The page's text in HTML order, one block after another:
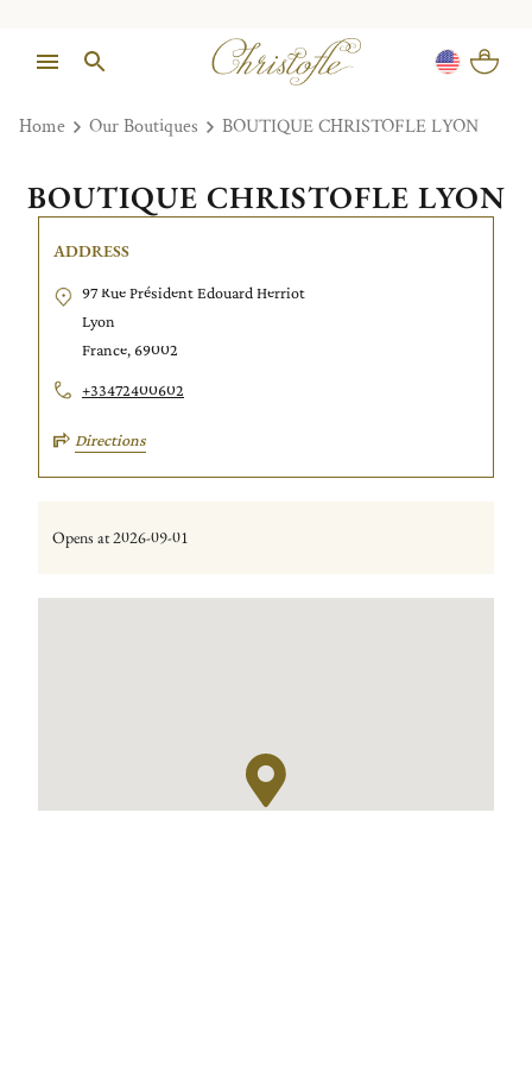
Home Our Boutiques BOUTIQUE CHRISTOFLE LYON
BOUTIQUE CHRISTOFLE LYON